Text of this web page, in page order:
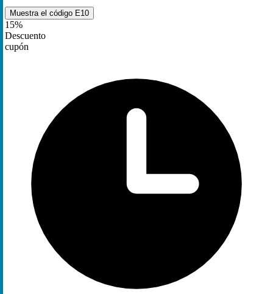
Muestra el código E10
15%
Descuento
cupón